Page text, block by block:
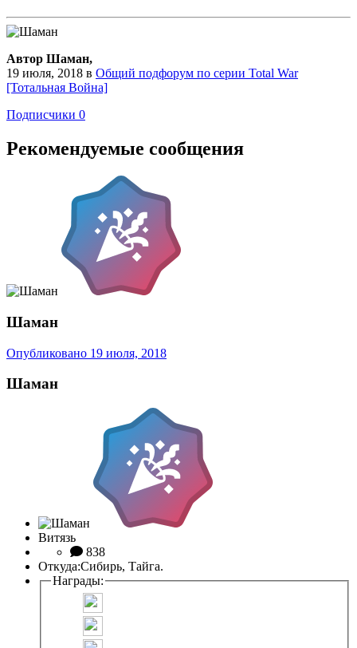
Автор Шаман,
19 июля, 2018 в Общий подфорум по серии Total War
[Тотальная Война]
Подписчики 0
Рекомендуемые сообщения
Шаман
Опубликовано 19 июля, 2018
Шаман
Витязь
838
Откуда:Сибирь, Тайга.
Награды: